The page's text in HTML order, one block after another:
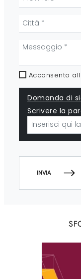
Acconsento
Domanda di
Scrivere la
INVIA